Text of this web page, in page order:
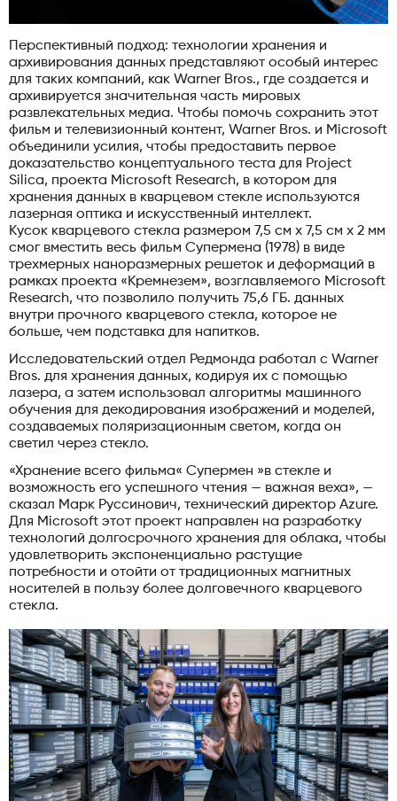
Перспективный подход: технологии хранения и
архивирования данных представляют особый интерес
для таких компаний, как Warner Bros., где создается и
архивируется значительная часть мировых
развлекательных медиа. Чтобы помочь сохранить этот
фильм и телевизионный контент, Warner Bros. и Microsoft
объединили усилия, чтобы предоставить первое
доказательство концептуального теста для Project
Silica, проекта Microsoft Research, в котором для
хранения данных в кварцевом стекле используются
лазерная оптика и искусственный интеллект.
Кусок кварцевого стекла размером 7,5 см х 7,5 см х 2 мм
смог вместить весь фильм Супермена (1978) в виде
трехмерных наноразмерных решеток и деформаций в
рамках проекта «Кремнезем», возглавляемого Microsoft
Research, что позволило получить 75,6 ГБ. данных
внутри прочного кварцевого стекла, которое не
больше, чем подставка для напитков.
Исследовательский отдел Редмонда работал с Warner
Bros. для хранения данных, кодируя их с помощью
лазера, а затем использовал алгоритмы машинного
обучения для декодирования изображений и моделей,
создаваемых поляризационным светом, когда он
светил через стекло.
«Хранение всего фильма« Супермен »в стекле и
возможность его успешного чтения — важная веха», —
сказал Марк Руссинович, технический директор Azure.
Для Microsoft этот проект направлен на разработку
технологий долгосрочного хранения для облака, чтобы
удовлетворить экспоненциально растущие
потребности и отойти от традиционных магнитных
носителей в пользу более долговечного кварцевого
стекла.